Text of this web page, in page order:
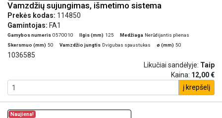
Vamzdžių sujungimas, išmetimo sistema
Prekės kodas: 114850
Gamintojas: FA1
Gamybos numeris 0570010 Ilgis (mm) 125 Medžiaga Nerūdijantis plienas
Skersmuo (mm) 50 Vamzdžio jungtis Dvigubas spaustukas ø (mm) 50
1036585
Likučiai sandėlyje: Taip
Kaina: 12,00 €
į krepšelį
Naujiena!